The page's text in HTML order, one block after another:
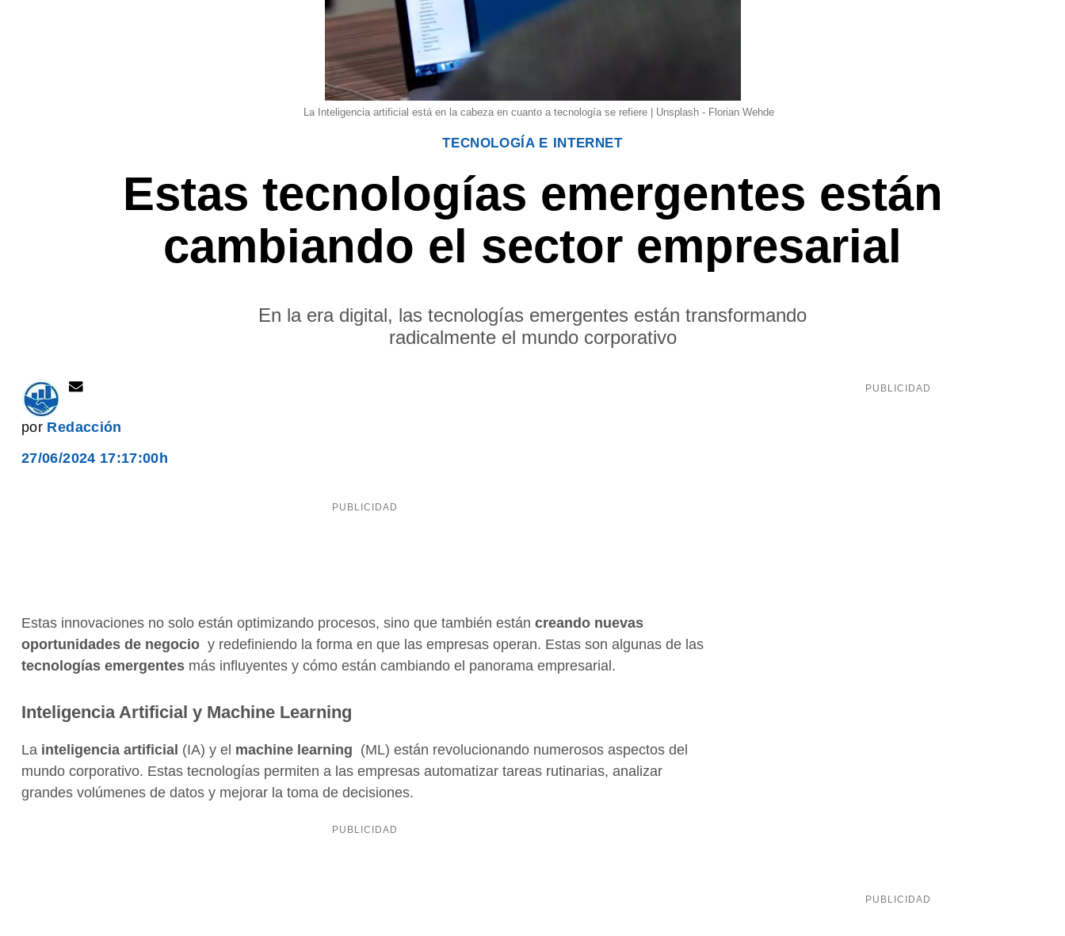
La Inteligencia artificial está en la cabeza en cuanto a tecnología se refiere | Unsplash - Florian Wehde
TECNOLOGÍA E INTERNET
Estas tecnologías emergentes están
cambiando el sector empresarial
En la era digital, las tecnologías emergentes están transformando
radicalmente el mundo corporativo
por Redacción
27/06/2024 17:17:00h
Estas innovaciones no solo están optimizando procesos, sino que también están creando nuevas
oportunidades de negocio y redefiniendo la forma en que las empresas operan. Estas son algunas de las
tecnologías emergentes más influyentes y cómo están cambiando el panorama empresarial.
Inteligencia Artificial y Machine Learning
La inteligencia artificial (IA) y el machine learning (ML) están revolucionando numerosos aspectos del
mundo corporativo. Estas tecnologías permiten a las empresas automatizar tareas rutinarias, analizar
grandes volúmenes de datos y mejorar la toma de decisiones.